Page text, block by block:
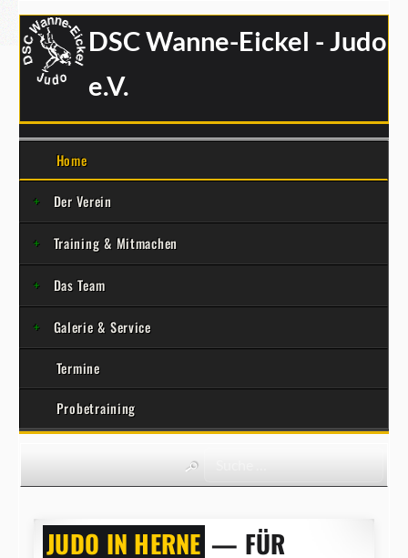
DSC Wanne-Eickel - Judo
e.V.
Home
Der Verein
Training & Mitmachen
Das Team
Galerie & Service
Termine
Probetraining
JUDO IN HERNE — FÜR